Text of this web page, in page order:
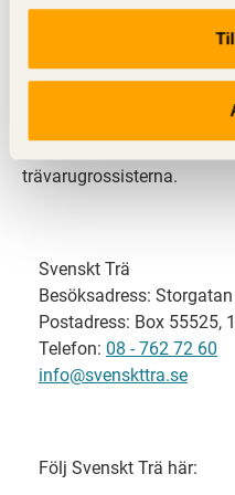
Svenskt Trä representerar
och är en del av
svensk limträ-, KL-trä-
trävarugrossisterna.
Svenskt Trä
Besöksadress:
Postadress: Box 55525,
Telefon: 08 - 762 72 60
info@svenskttra.se
Följ Svenskt Trä här: